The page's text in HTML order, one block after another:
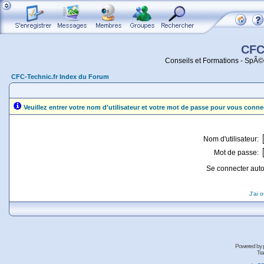
Conseils et Formations -
CFC-Technic.fr Index du Forum
Veuillez entrer votre nom d'utilisateur et votre mot de passe pour vous
Nom d'utilisateur:
Mot de passe:
Se connecter
J'ai
Powered by